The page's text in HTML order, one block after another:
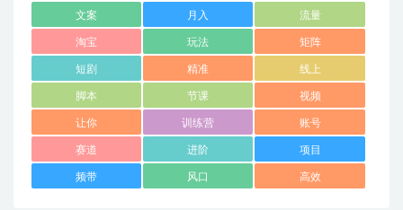
文案 月入 流量
淘宝 玩法 矩阵
短剧 精准 线上
脚本 节课 视频
让你 训练营 账号
赛道 进阶 项目
频带 风口 高效